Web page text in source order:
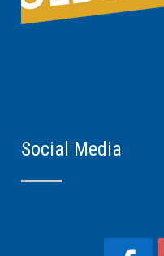
Social Media